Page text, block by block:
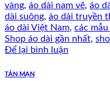
vàng, áo dài nam vẽ, áo
dài suông, áo dài truyền
áo dài Việt Nam, các
Shop áo dài gần nhất,
Để lại bình luận
TẢN MẠN